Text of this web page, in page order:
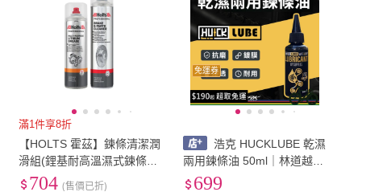
滿1件享8折
【HOLTS 霍茲】鍊條清潔潤
滑組(鋰基耐高溫濕式鍊條潤
滑油&煞車鍊條去污清潔劑)
704 (售價已折)
免運券
浩克 HUCKLUBE 乾濕
兩用鍊條油 50ml｜林道越野
車推薦！800km 防水、滲
699